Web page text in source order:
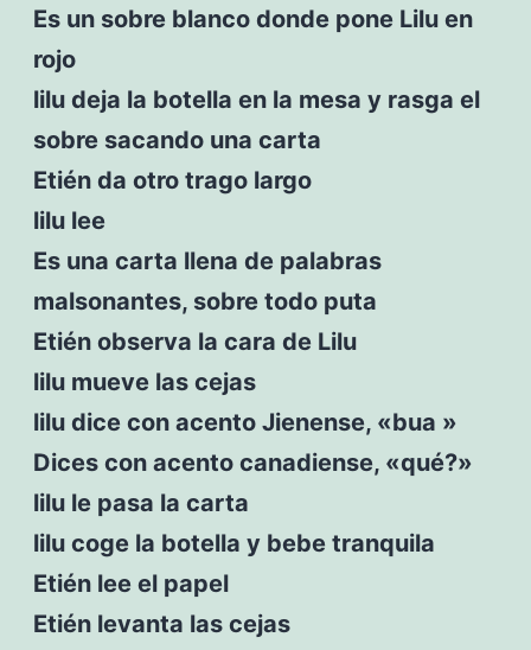
Es un sobre blanco donde pone Lilu en
rojo
lilu deja la botella en la mesa y rasga el
sobre sacando una carta
Etién da otro trago largo
lilu lee
Es una carta llena de palabras
malsonantes, sobre todo puta
Etién observa la cara de Lilu
lilu mueve las cejas
lilu dice con acento Jienense, «bua »
Dices con acento canadiense, «qué?»
lilu le pasa la carta
lilu coge la botella y bebe tranquila
Etién lee el papel
Etién levanta las cejas